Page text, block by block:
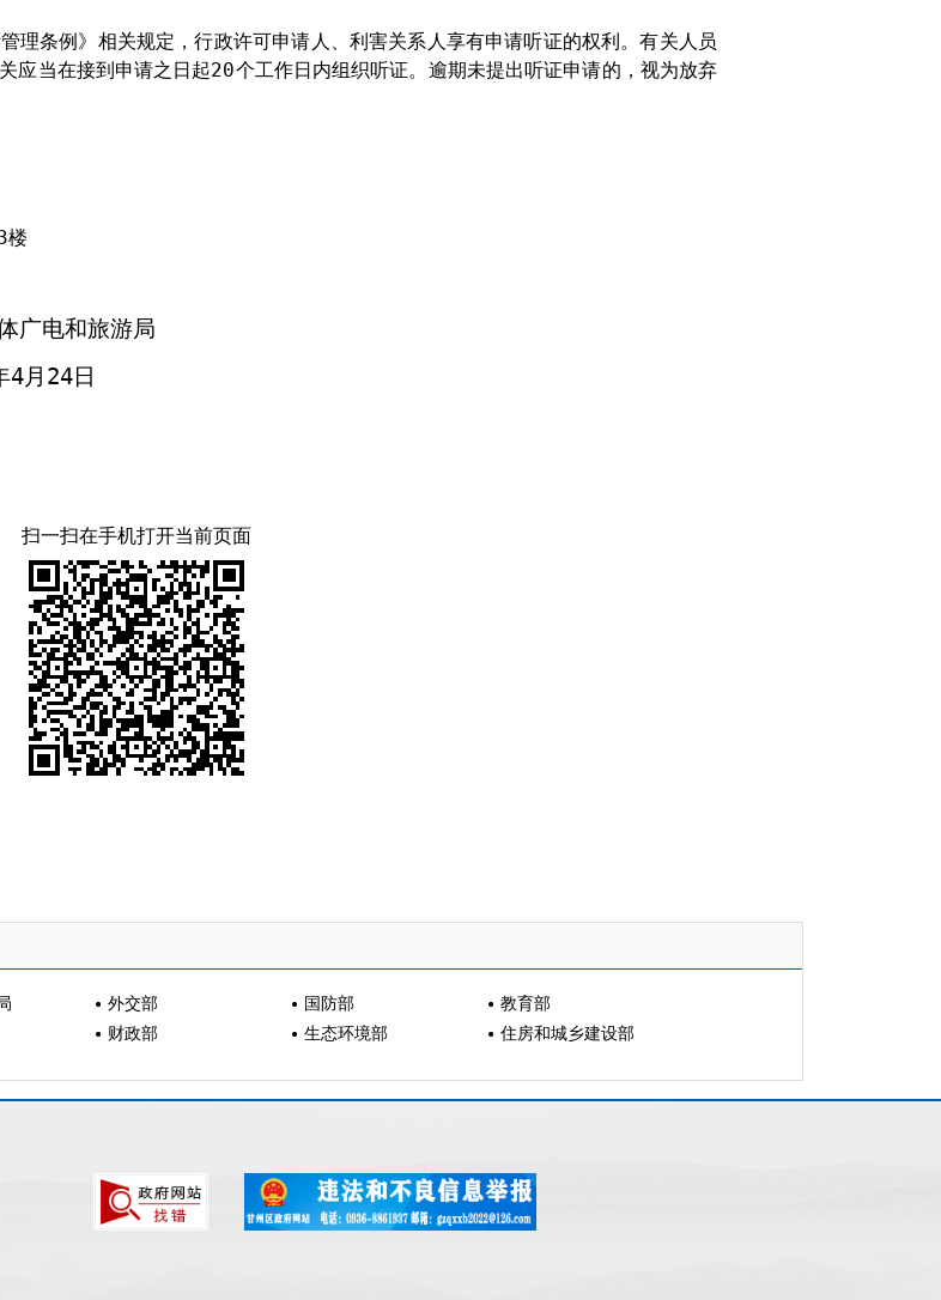
理条例》相关规定，行政许可申请人、利害关系人享有申请听证的权利。有关人员
应当在接到申请之日起20个工作日内组织听证。逾期未提出听证申请的，视为放弃
局
楼
广电和旅游局
4月 24日
扫一扫在手机打开当前页面
外交部 国防部
教育部
财政部 生态环境部
住房和城乡建设部